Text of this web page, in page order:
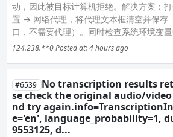
动，因此被目标计算机拒绝。解决方案：
置 → 网络代理，将代理文本框清空并保存
口，不需要代理）。同时检查系统环境变量
124.238.**0Posted at: 4 hours ago
#6539 No transcription results
se check the original audio/
nd try
e='en', language_probability=1,
9553125, d...